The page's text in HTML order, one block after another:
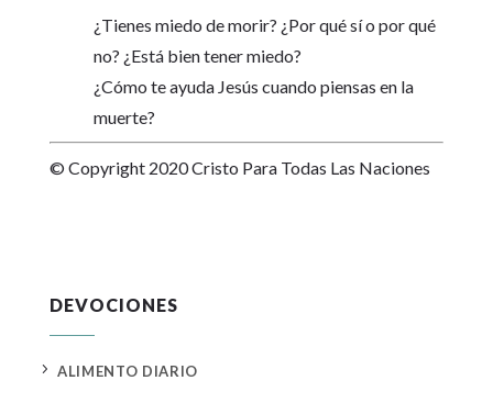
¿Tienes miedo de morir? ¿Por qué sí o por qué
no? ¿Está bien tener miedo?
¿Cómo te ayuda Jesús cuando piensas en la
muerte?
© Copyright 2020 Cristo Para Todas Las Naciones
DEVOCIONES
5 ALIMENTO DIARIO